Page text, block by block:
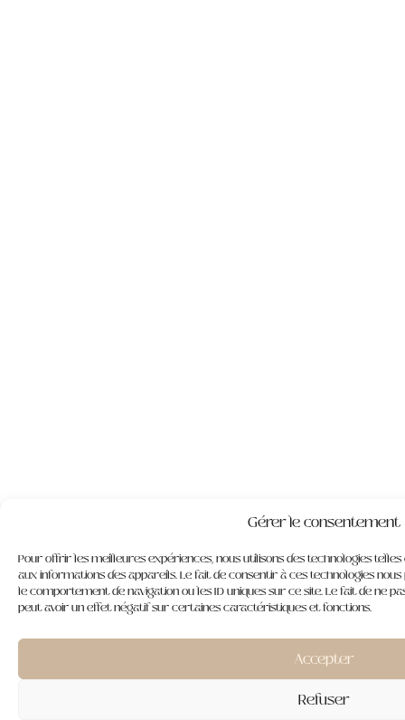
Gérer le consentement
Pour offrir les meilleures expériences, nous utilisons des technologies
aux informations des appareils. Le fait de consentir à ces technologies
le comportement de navigation ou les ID uniques sur ce site. Le fait de ne
peut avoir un effet négatif sur certaines caractéristiques et fonctions.
Accepter
Refuser